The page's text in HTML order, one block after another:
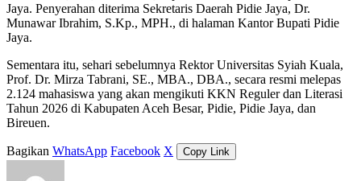
Jaya. Penyerahan diterima Sekretaris Daerah Pidie Jaya, Dr.
Munawar Ibrahim, S.Kp., MPH., di halaman Kantor Bupati Pidie
Jaya.
Sementara itu, sehari sebelumnya Rektor Universitas Syiah Kuala,
Prof. Dr. Mirza Tabrani, SE., MBA., DBA., secara resmi melepas
2.124 mahasiswa yang akan mengikuti KKN Reguler dan Literasi
Tahun 2026 di Kabupaten Aceh Besar, Pidie, Pidie Jaya, dan
Bireuen.
Bagikan WhatsApp Facebook X Copy Link